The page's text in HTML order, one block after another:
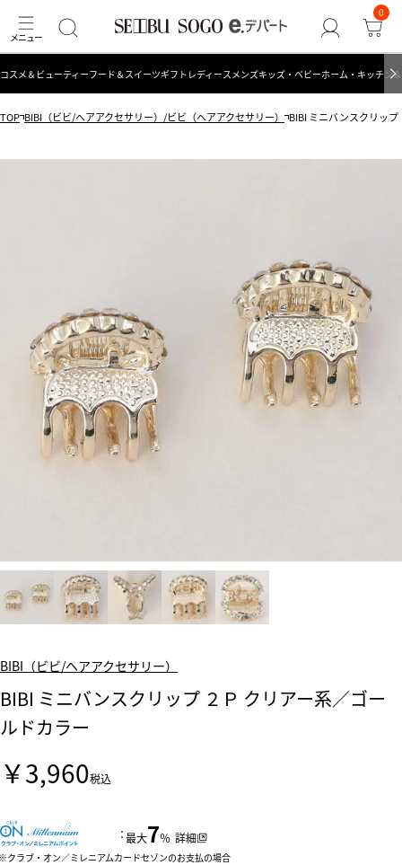
0
コスメ＆ビューティーフード＆スイーツギフト レディース メンズキッズ・ベビーホーム・キッチン
TOP BIBI（ビビ/ヘアアクセサリー）/ビビ（ヘアアクセサリー） BIBI ミニバンスクリッ
BIBI（ビビ/ヘアアクセサリー）
BIBI ミニバンスクリップ ２Ｐ クリアー系／ゴー
ルドカラー
￥3,960税込
：最大7％ 詳細
クラブ・オン／ミレニアムカードセゾンのお支払の場合